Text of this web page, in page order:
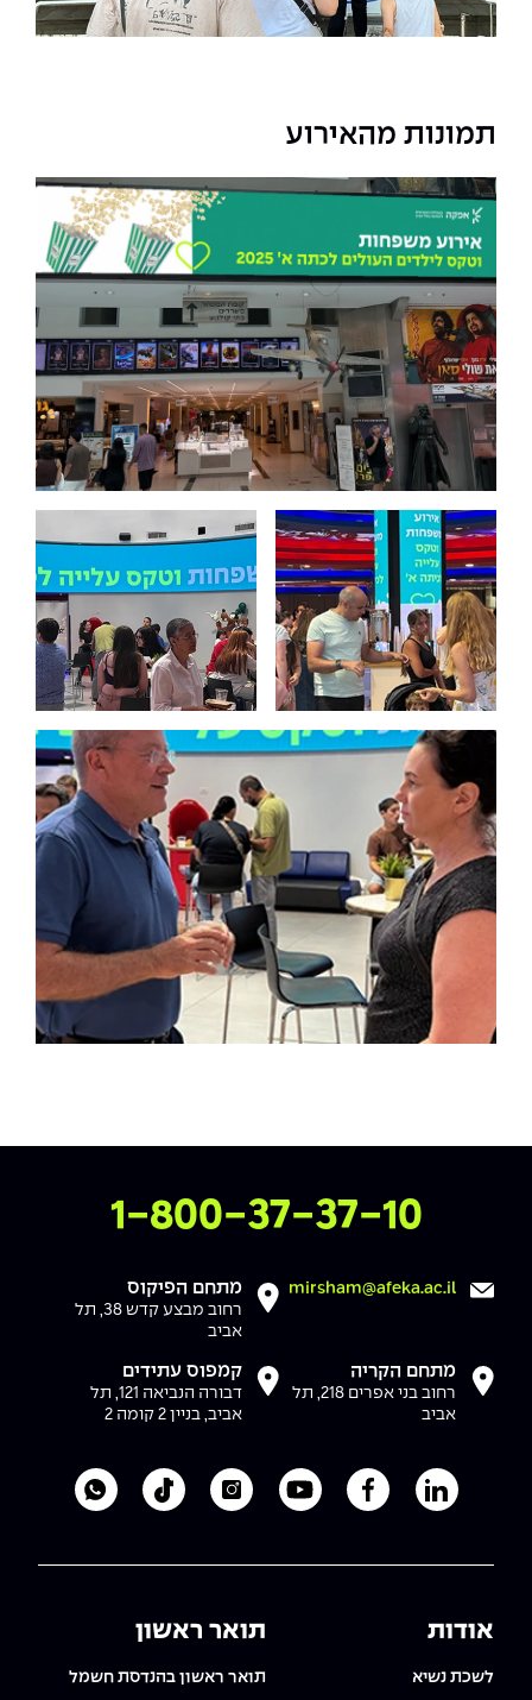
תמונות מהאירוע
צרו איתנו קשר
1-800-37-37-10
mirsham@afeka.ac.il מתחם הפיקוס
רחוב מבצע קדש 38, תל
אביב
מתחם הקריה
רחוב בני אפרים 218, תל
אביב
קמפוס עתידים
דבורה הנביאה 121, תל
אביב, בניין 2 קומה 2
לעמוד הלינקדאין של מכללת אפקה
לעמוד הפייסבוק של מכללת אפקה
לעמוד היוטיוב של מכללת אפקה
לעמוד האינסטגרם של
לעמוד הטיקטוק
אודות
לשכת נשיא
תואר ראשון
תואר ראשון בהנדסת חשמל
אווירה נפיצה במתקני חשמל ומכשור
קורסים מקצועיים מותאמים לארגונים
לכל הקורסים
סמסטר ראשון בתיכון
The Afeka Shop